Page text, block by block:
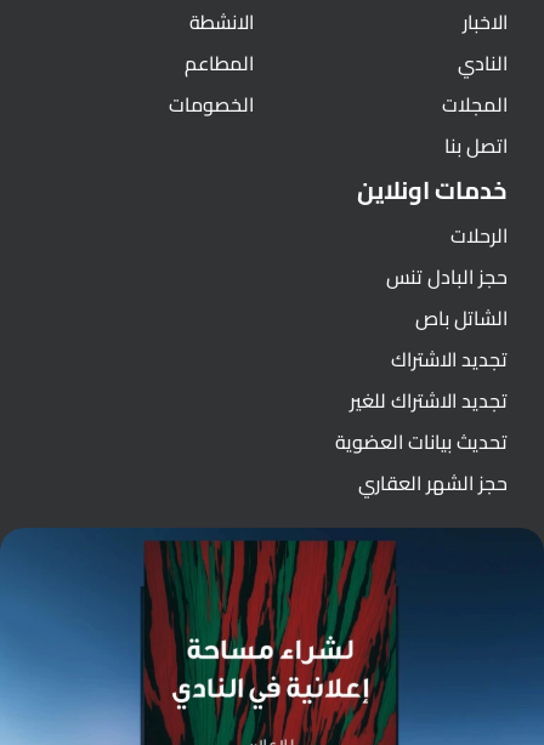
الاخبار
النادي
المجلات
اتصل بنا
الانشطة
المطاعم
الخصومات
خدمات اونلاين
الرحلات
حجز البادل تنس
الشاتل باص
تجديد الاشتراك
تجديد الاشتراك للغير
تحديث بيانات العضوية
حجز الشهر العقاري